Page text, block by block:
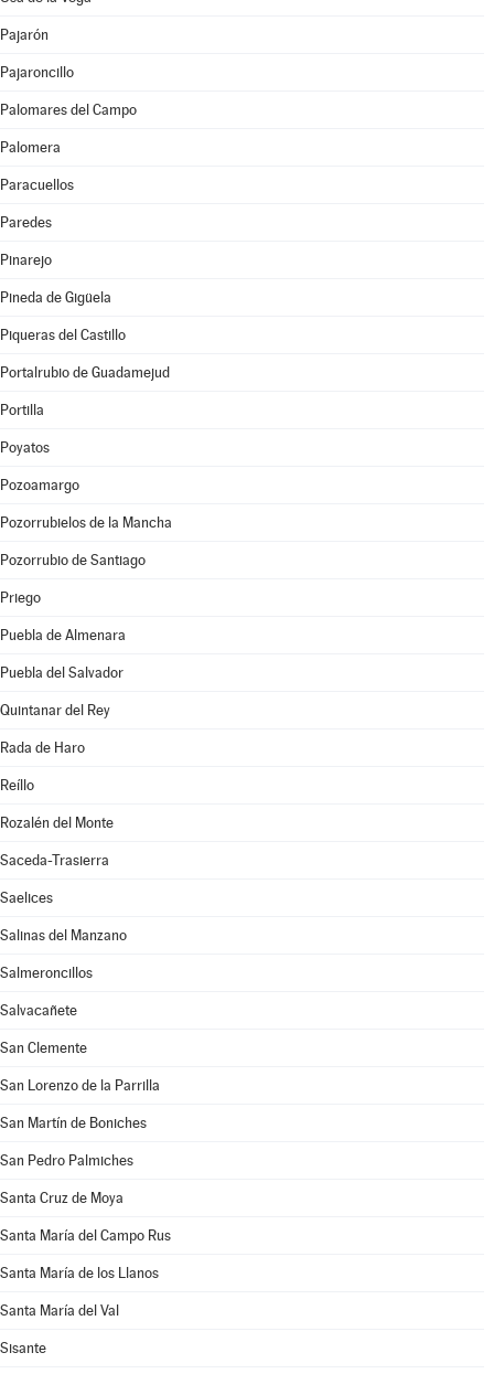
Pajarón
Pajaroncillo
Palomares del Campo
Palomera
Paracuellos
Paredes
Pinarejo
Pineda de Gigüela
Piqueras del Castillo
Portalrubio de Guadamejud
Portilla
Poyatos
Pozoamargo
Pozorrubielos de la Mancha
Pozorrubio de Santiago
Priego
Puebla de Almenara
Puebla del Salvador
Quintanar del Rey
Rada de Haro
Reíllo
Rozalén del Monte
Saceda-Trasierra
Saelices
Salinas del Manzano
Salmeroncillos
Salvacañete
San Clemente
San Lorenzo de la Parrilla
San Martín de Boniches
San Pedro Palmiches
Santa Cruz de Moya
Santa María del Campo Rus
Santa María de los Llanos
Santa María del Val
Sisante